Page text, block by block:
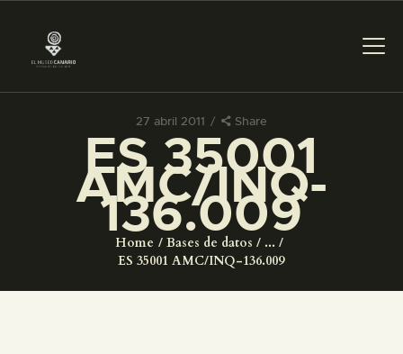
27 abril 2011 Share
ES 35001
AMC/INQ-
136.009
Home Bases de datos
...
ES 35001 AMC/INQ-136.009
PREPARAR LA VISITA
ACTIVIDADES